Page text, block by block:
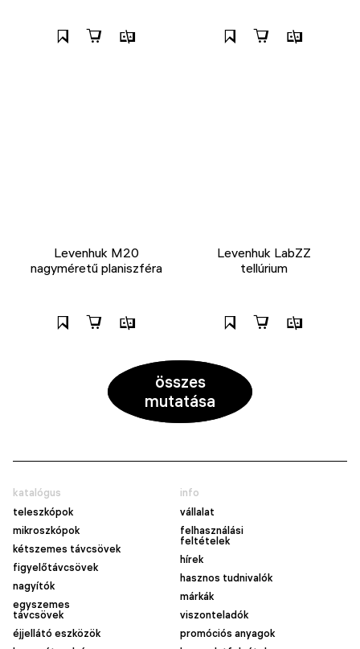
Levenhuk M20
nagyméretű planiszféra
Levenhuk LabZZ
tellúrium
összes
mutatása
katalógus
teleszkópok
mikroszkópok
kétszemes távcsövek
figyelőtávcsövek
nagyítók
egyszemes
távcsövek
éjjellátó eszközök
info
vállalat
felhasználási
feltételek
hírek
hasznos tudnivalók
márkák
viszonteladók
promóciós anyagok